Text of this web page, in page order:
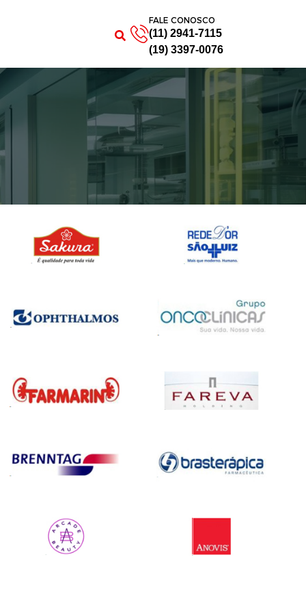
FALE CONOSCO
(11) 2941-7115
(19) 3397-0076